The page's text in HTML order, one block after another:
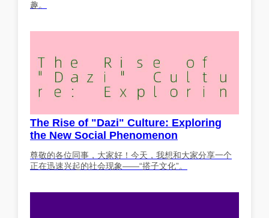
趣。
The Rise of "Dazi" Culture: Exploring
the New Social Phenomenon
尊敬的各位同事，大家好！今天，我想和大家分享一个
正在迅速兴起的社会现象——“搭子文化”。